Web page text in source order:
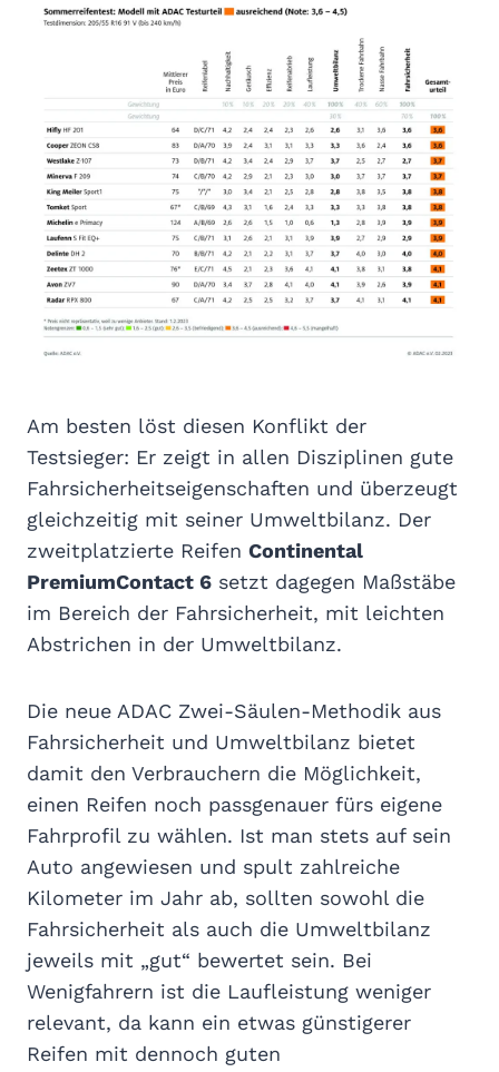
Am besten löst diesen Konflikt der
Testsieger: Er zeigt in allen Disziplinen gute
Fahrsicherheitseigenschaften und überzeugt
gleichzeitig mit seiner Umweltbilanz. Der
zweitplatzierte Reifen Continental
PremiumContact 6 setzt dagegen Maßstäbe
im Bereich der Fahrsicherheit, mit leichten
Abstrichen in der Umweltbilanz.
Die neue ADAC Zwei-Säulen-Methodik aus
Fahrsicherheit und Umweltbilanz bietet
damit den Verbrauchern die Möglichkeit,
einen Reifen noch passgenauer fürs eigene
Fahrprofil zu wählen. Ist man stets auf sein
Auto angewiesen und spult zahlreiche
Kilometer im Jahr ab, sollten sowohl die
Fahrsicherheit als auch die Umweltbilanz
jeweils mit „gut“ bewertet sein. Bei
Wenigfahrern ist die Laufleistung weniger
relevant, da kann ein etwas günstigerer
Reifen mit dennoch guten